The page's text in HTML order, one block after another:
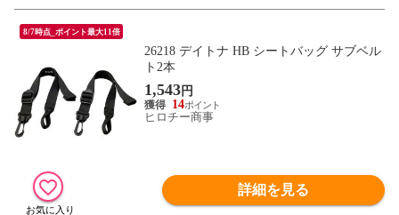
8/7時点_ポイント最大11倍
26218 デイトナ HB シートバッグ サブベル
ト2本
1,543円
14
ヒロチー商事
詳細を見る